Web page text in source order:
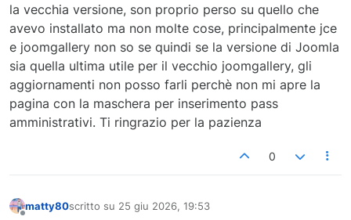
la vecchia versione, son proprio perso su quello che
avevo installato ma non molte cose, principalmente jce
e joomgallery non so se quindi se la versione di Joomla
sia quella ultima utile per il vecchio joomgallery, gli
aggiornamenti non posso farli perchè non mi apre la
pagina con la maschera per inserimento pass
amministrativi. Ti ringrazio per la pazienza
0
matty80scritto su 25 giu 2026, 19:53
ultima modifica di